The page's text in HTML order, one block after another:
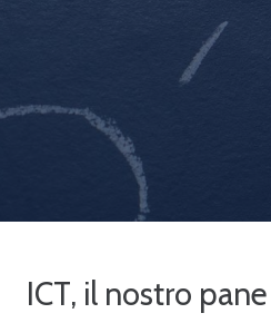
ICT, il nostro